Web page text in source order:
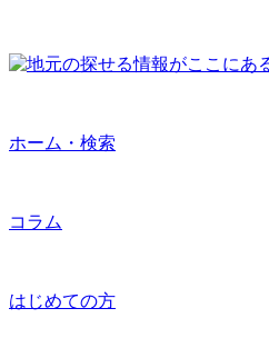
ホーム・検索
コラム
はじめての方